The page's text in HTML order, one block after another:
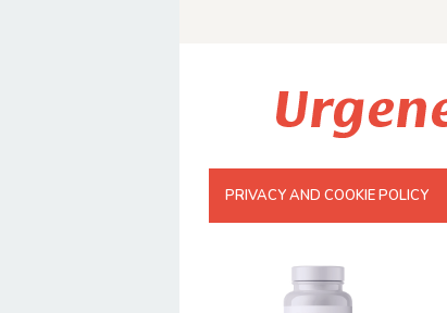
PRIVACY AND COOKIE POLICY